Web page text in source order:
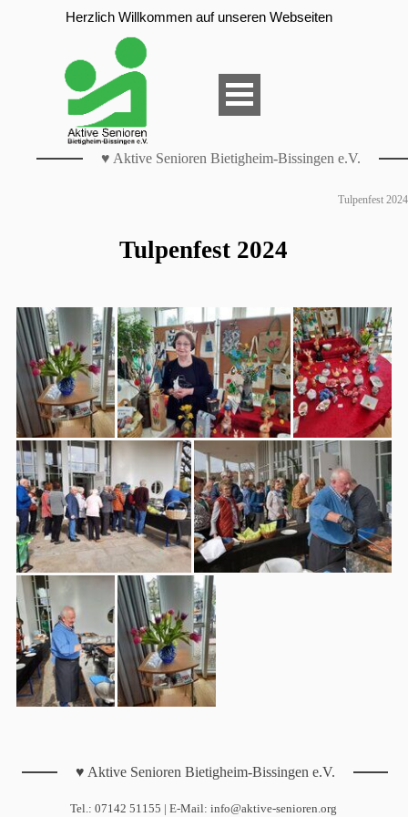
Herzlich Willkommen auf unseren Webseiten
♥ Aktive Senioren Bietigheim-Bissingen e.V.
Tulpenfest 2024
Tulpenfest 2024
♥ Aktive Senioren Bietigheim-Bissingen e.V.
Tel.: 07142 51155 | E-Mail: info@aktive-senioren.org